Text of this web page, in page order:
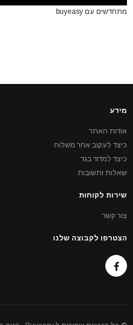
מתחדשים עם buyeasy
מידע
אודות האתר
כיצד לעקוב אחר משלוח
כיצד למדוד בגד
שאלות ותשובות
שירות לקוחות
צור קשר
הצטרפו לקבוצה שלנו